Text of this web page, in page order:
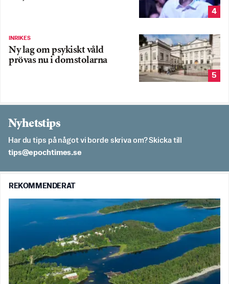
4
INRIKES
Ny lag om psykiskt våld
prövas nu i domstolarna
5
Nyhetstips
Har du tips på något vi borde skriva om? Skicka till
es.semithcope@spit
REKOMMENDERAT